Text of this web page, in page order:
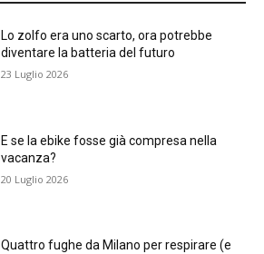
Lo zolfo era uno scarto, ora potrebbe
diventare la batteria del futuro
23 Luglio 2026
E se la ebike fosse già compresa nella
vacanza?
20 Luglio 2026
Quattro fughe da Milano per respirare (e